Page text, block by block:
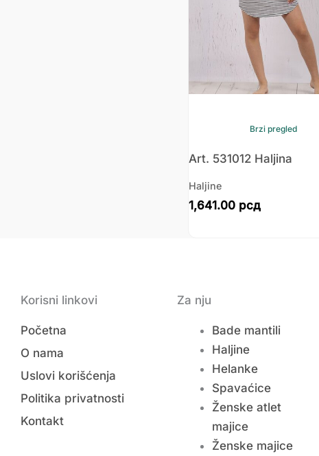
Brzi pregled
Art. 531012 Haljina
Haljine
1,641.00 рсд
Korisni linkovi
Početna
O nama
Uslovi korišćenja
Politika privatnosti
Kontakt
Za nju
Bade mantili
Haljine
Helanke
Spavaćice
Ženske atlet
majice
Ženske majice